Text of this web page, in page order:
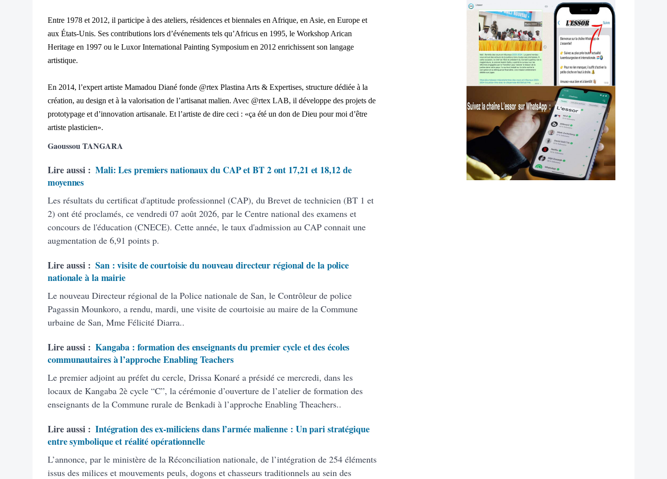
Entre 1978 et 2012, il participe à des ateliers, résidences et biennales en Afrique, en Asie, en Europe et
aux États-Unis. Ses contributions lors d’événements tels qu’Africus en 1995, le Workshop Arican
Heritage en 1997 ou le Luxor International Painting Symposium en 2012 enrichissent son langage
artistique.
En 2014, l’expert artiste Mamadou Diané fonde @rtex Plastina Arts & Expertises, structure dédiée à la
création, au design et à la valorisation de l’artisanat malien. Avec @rtex LAB, il développe des projets de
prototypage et d’innovation artisanale. Et l’artiste de dire ceci : «ça été un don de Dieu pour moi d’être
artiste plasticien».
Gaoussou TANGARA
Lire aussi : Mali: Les premiers nationaux du CAP et BT 2 ont 17,21 et 18,12 de
moyennes
Les résultats du certificat d'aptitude professionnel (CAP), du Brevet de technicien (BT 1 et
2) ont été proclamés, ce vendredi 07 août 2026, par le Centre national des examens et
concours de l'éducation (CNECE). Cette année, le taux d'admission au CAP connait une
augmentation de 6,91 points p.
Lire aussi : San : visite de courtoisie du nouveau directeur régional de la police
nationale à la mairie
Le nouveau Directeur régional de la Police nationale de San, le Contrôleur de police
Pagassin Mounkoro, a rendu, mardi, une visite de courtoisie au maire de la Commune
urbaine de San, Mme Félicité Diarra..
Lire aussi : Kangaba : formation des enseignants du premier cycle et des écoles
communautaires à l’approche Enabling Teachers
Le premier adjoint au préfet du cercle, Drissa Konaré a présidé ce mercredi, dans les
locaux de Kangaba 2è cycle “C”, la cérémonie d’ouverture de l’atelier de formation des
enseignants de la Commune rurale de Benkadi à l’approche Enabling Theachers..
Lire aussi : Intégration des ex-miliciens dans l’armée malienne : Un pari stratégique
entre symbolique et réalité opérationnelle
L’annonce, par le ministère de la Réconciliation nationale, de l’intégration de 254 éléments
issus des milices et mouvements peuls, dogons et chasseurs traditionnels au sein des